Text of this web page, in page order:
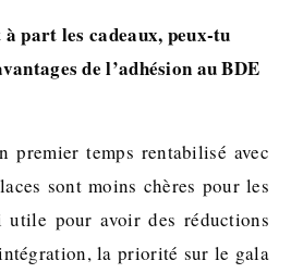
part les cadeaux, peux-tu
de l’adhésion au BDE
premier temps rentabilisé avec
sont moins chères pour les
utile pour avoir des réductions
la priorité sur le gala